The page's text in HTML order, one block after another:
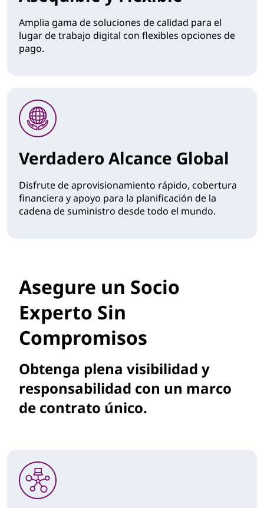
Amplia gama de soluciones de calidad para el
lugar de trabajo digital con flexibles opciones de
pago.
Verdadero Alcance Global
Disfrute de aprovisionamiento rápido, cobertura
financiera y apoyo para la planificación de la
cadena de suministro desde todo el mundo.
Asegure un Socio
Experto Sin
Compromisos
Obtenga plena visibilidad y
responsabilidad con un marco
de contrato único.